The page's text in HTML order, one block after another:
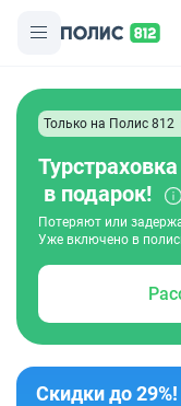
Только на Полис 812
в подарок!
Потеряют или
Уже включено в
Скидки до 29%!